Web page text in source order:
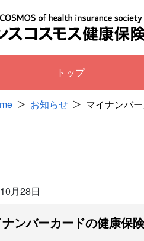
トップ
お知らせ マイナンバ
月28日
ンバーカードの健康保